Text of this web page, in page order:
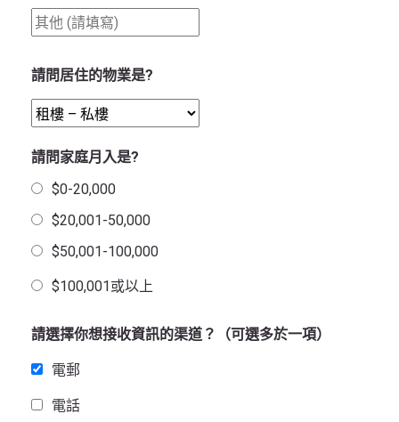
請問居住的物業是?
請問家庭月入是?
$0-20,000
$20,001-50,000
$50,001-100,000
$100,001或以上
請選擇你想接收資訊的渠道？（可選多於一項）
電郵
電話